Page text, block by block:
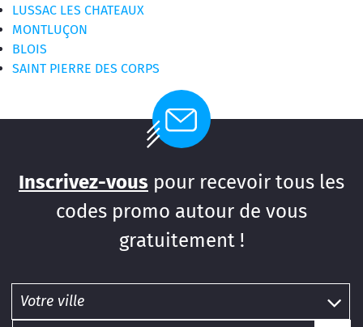
LUSSAC LES CHATEAUX
MONTLUÇON
BLOIS
SAINT PIERRE DES CORPS
Inscrivez-vous pour recevoir tous les
codes promo autour de vous
gratuitement !